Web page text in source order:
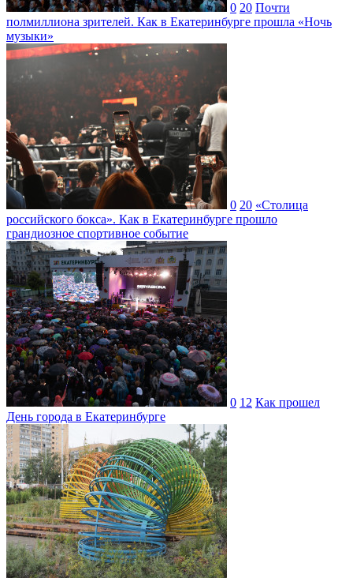
0 20 Почти
полмиллиона зрителей. Как в Екатеринбурге прошла «Ночь
музыки»
0 20 «Столица
российского бокса». Как в Екатеринбурге прошло
грандиозное спортивное событие
0 12 Как прошел
День города в Екатеринбурге